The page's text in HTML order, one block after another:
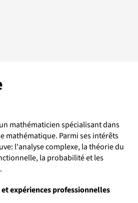
mathématicien spécialisant dans
mathématique. Parmi ses intérêts
l'analyse complexe, la théorie du
la probabilité et les
expériences professionnelles